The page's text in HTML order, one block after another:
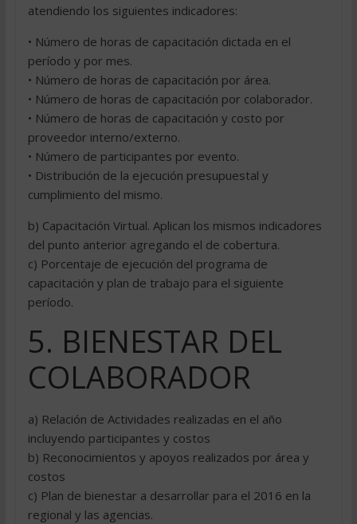
atendiendo los siguientes indicadores:
• Número de horas de capacitación dictada en el
período y por mes.
• Número de horas de capacitación por área.
• Número de horas de capacitación por colaborador.
• Número de horas de capacitación y costo por
proveedor interno/externo.
• Número de participantes por evento.
• Distribución de la ejecución presupuestal y
cumplimiento del mismo.
b) Capacitación Virtual. Aplican los mismos indicadores
del punto anterior agregando el de cobertura.
c) Porcentaje de ejecución del programa de
capacitación y plan de trabajo para el siguiente
período.
5. BIENESTAR DEL
COLABORADOR
a) Relación de Actividades realizadas en el año
incluyendo participantes y costos
b) Reconocimientos y apoyos realizados por área y
costos
c) Plan de bienestar a desarrollar para el 2016 en la
regional y las agencias.